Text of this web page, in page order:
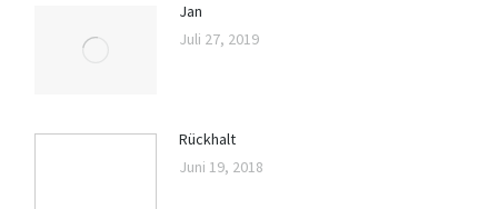
Jan
Juli 27, 2019
Rückhalt
Juni 19, 2018